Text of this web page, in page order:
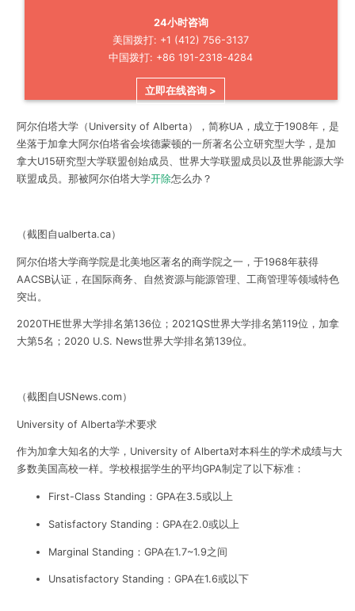
24小时咨询
美国拨打: +1 (412) 756-3137
中国拨打: +86 191-2318-4284
立即在线咨询 >
阿尔伯塔大学（University of Alberta）
，简称UA，成立于1908年，是
坐落于加拿大阿尔伯塔省会埃德蒙顿的一所著名公立研究型大学，是加
拿大U15研究型大学联盟创始成员、世界大学联盟成员以及世界能源大学
联盟成员。那被阿尔伯塔大学开除怎么办？
（截图自ualberta.ca）
阿尔伯塔大学商学院是北美地区著名的商学院之一 ，于1968年获得
AACSB认证，在国际商务、自然资源与能源管理、工商管理等领域特色
突出。
2020THE世界大学排名第136位；2021QS世界大学排名第119位，加拿
大第5名；2020 U.S. News世界大学排名第139位。
（截图自USNews.com）
University of Alberta学术要求
作为加拿大知名的大学，University of Alberta对本科生的学术成绩与大
多数美国高校一样。学校根据学生的平均GPA制定了以下标准：
First-Class Standing：GPA在3.5或以上
Satisfactory Standing：GPA在2.0或以上
Marginal Standing：GPA在1.7~1.9之间
Unsatisfactory Standing：GPA在1.6或以下